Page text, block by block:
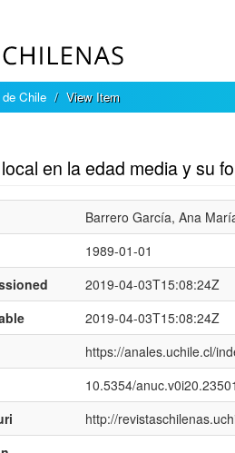
Chile View Item
en la edad media y su
Barrero García, Ana
1989-01-01
2019-04-03T15:08:24Z
2019-04-03T15:08:24Z
https://anales.uchile.cl/
10.5354/anuc.v0i20.23501
http://